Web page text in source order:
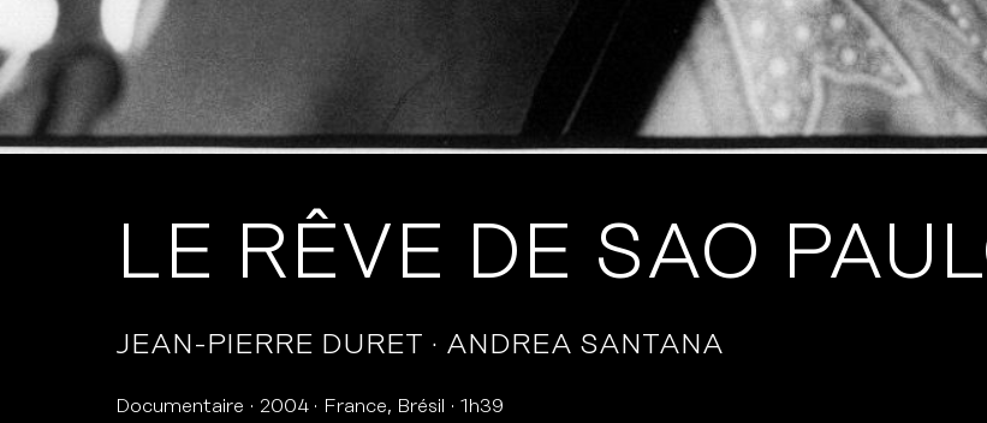
LE RÊVE DE SAO
JEAN-PIERRE DURET ANDREA SANTANA
Documentaire 2004 France, Brésil 1h39